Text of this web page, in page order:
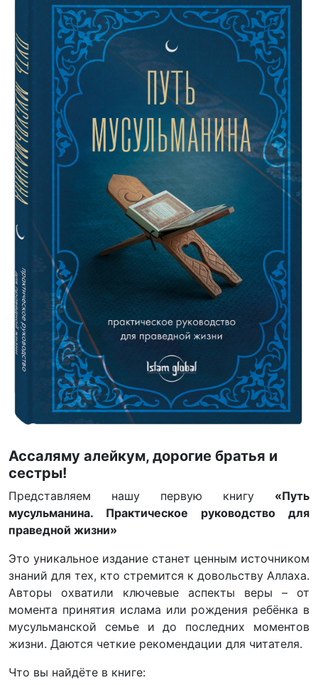
Ассаляму алейкум, дорогие братья и
сестры!
Представляем нашу первую книгу «Путь
мусульманина. Практическое руководство для
праведной жизни»
Это уникальное издание станет ценным источником
знаний для тех, кто стремится к довольству Аллаха.
Авторы охватили ключевые аспекты веры – от
момента принятия ислама или рождения ребёнка в
мусульманской семье и до последних моментов
жизни. Даются четкие рекомендации для читателя.
Что вы найдёте в книге: